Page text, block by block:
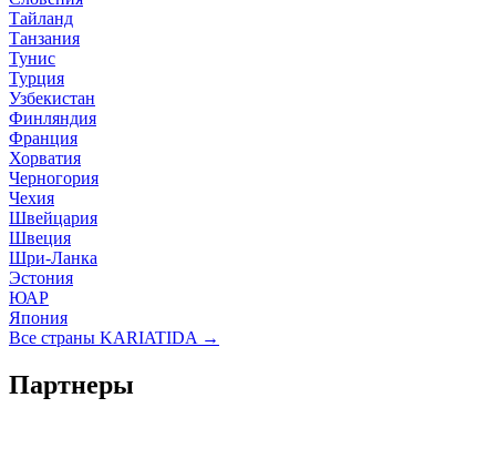
Тайланд
Танзания
Тунис
Турция
Узбекистан
Финляндия
Франция
Хорватия
Черногория
Чехия
Швейцария
Швеция
Шри-Ланка
Эстония
ЮАР
Япония
Все страны KARIATIDA →
Партнеры